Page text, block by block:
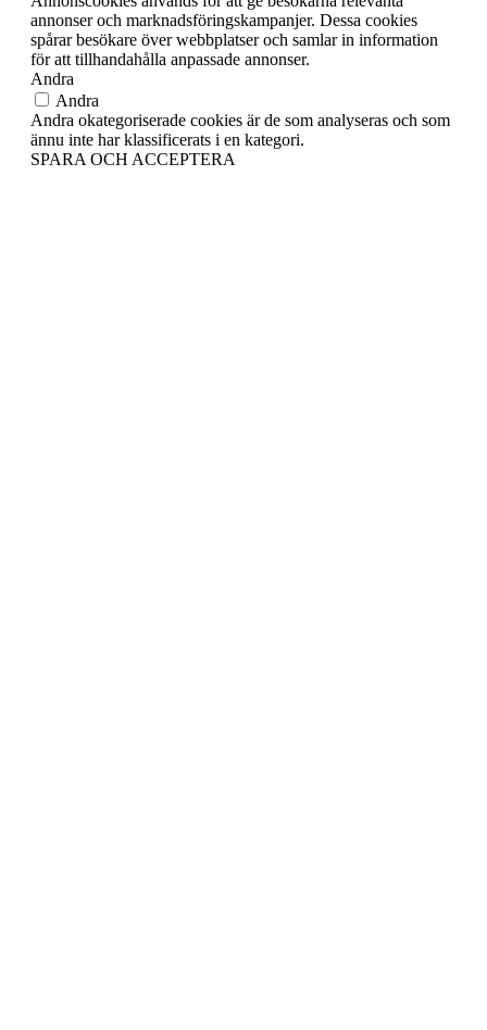
annonser och marknadsföringskampanjer. Dessa cookies
spårar besökare över webbplatser och samlar in information
för att tillhandahålla anpassade annonser.
Andra
Andra
Andra okategoriserade cookies är de som analyseras och som
ännu inte har klassificerats i en kategori.
SPARA OCH ACCEPTERA